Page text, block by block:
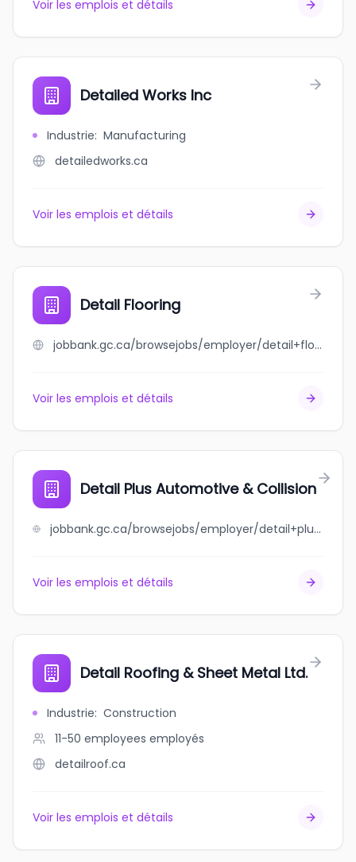
Voir les emplois et détails
Detailed Works Inc
Industrie: Manufacturing
detailedworks.ca
Voir les emplois et détails
Detail Flooring
jobbank.gc.ca/browsejobs/employer/detail+flooring/ca
Voir les emplois et détails
Detail Plus Automotive & Collision
jobbank.gc.ca/browsejobs/employer/detail+plus+automotive+%26+collision/ca
Voir les emplois et détails
Detail Roofing & Sheet Metal Ltd.
Industrie: Construction
11-50 employees employés
detailroof.ca
Voir les emplois et détails